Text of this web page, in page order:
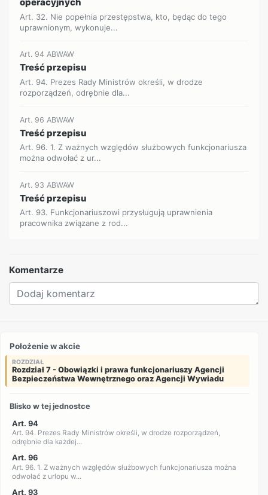
Art. 32. Nie popełnia przestępstwa, kto, będąc do tego
uprawnionym, wykonuje...
Art. 94 ABWAW
Treść przepisu
Art. 94. Prezes Rady Ministrów określi, w drodze
rozporządzeń, odrębnie dla...
Art. 96 ABWAW
Treść przepisu
Art. 96. 1. Z ważnych względów służbowych funkcjonariusza
można odwołać z ur...
Art. 93 ABWAW
Treść przepisu
Art. 93. Funkcjonariuszowi przysługują uprawnienia
pracownika związane z rod...
Komentarze
Położenie w akcie
ROZDZIAŁ
Rozdział 7 - Obowiązki i prawa funkcjonariuszy Agencji
Bezpieczeństwa Wewnętrznego oraz Agencji Wywiadu
Blisko w tej jednostce
Art. 94
Art. 94. Prezes Rady Ministrów określi, w drodze rozporządzeń,
odrębnie dla każdej...
Art. 96
Art. 96. 1. Z ważnych względów służbowych funkcjonariusza można
odwołać z urlopu w...
Art. 93